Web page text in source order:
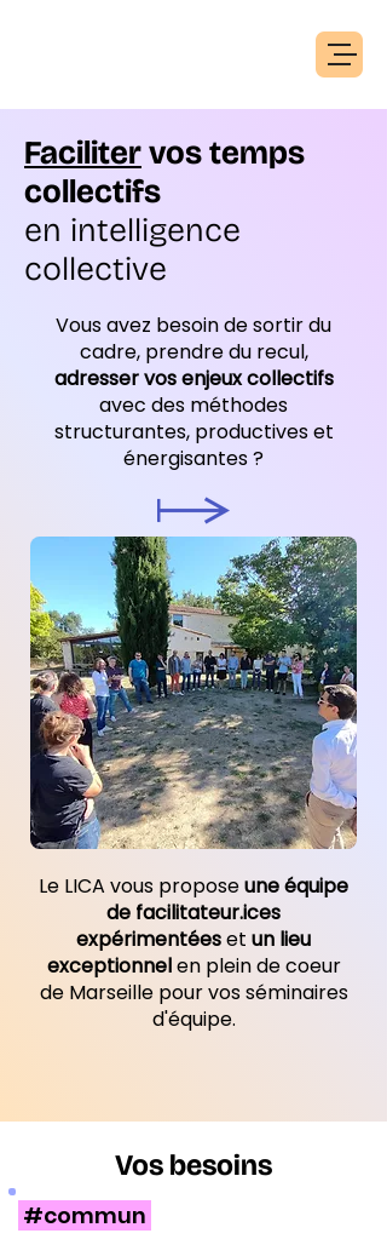
Facilitervos temps
collectifs
en intelligence
collective
Vous avez besoin de sortir du
cadre, prendre du recul,
adresser vos enjeux collectifs
avec des méthodes
structurantes, productives et
énergisantes ?
Le LICA vous proposeune équipe
de facilitateur.ices
expérimentéeset un lieu
exceptionnelen plein de coeur
de Marseille pour vos séminaires
d'équipe.
Vos besoins
#commun